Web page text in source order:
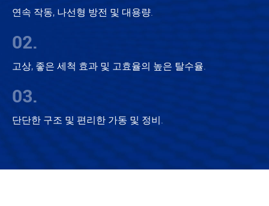
연속 작동, 나선형 방전 및 대용량.
02.
고상, 좋은 세척 효과 및 고효율의 높은 탈수율.
03.
단단한 구조 및 편리한 가동 및 정비.